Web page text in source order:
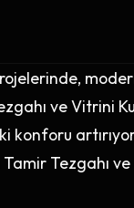
ve Vitrini
konforu
Tezgahı